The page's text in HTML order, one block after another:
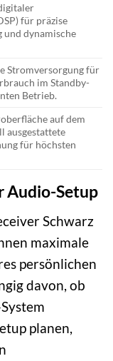
für präzise
und dynamische
Stromversorgung für
im Standby-
Betrieb.
auf dem
ausgestattete
für höchsten
Audio-Setup
Schwarz
maximale
persönlichen
davon, ob
planen,